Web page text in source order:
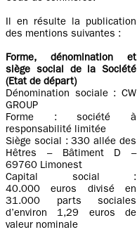
Il en résulte la publication
des mentions suivantes :
Forme, dénomination et
siège social de la Société
(Etatde départ)
Dénomination sociale : CW
GROUP
Forme : société à
responsabilité limitée
Siège social : 330 allée des
Hêtres – Bâtiment D –
69760 Limonest
Capital social :
40.000 euros divisé en
31.000 parts sociales
d’environ 1,29 euros de
valeur nominale